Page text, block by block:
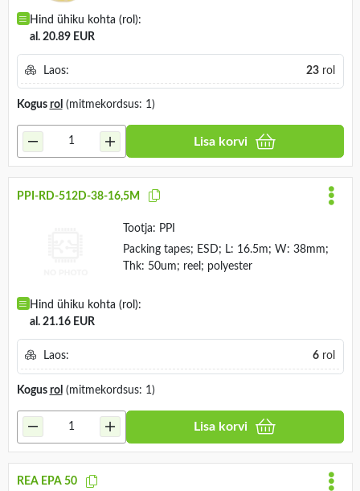
Hind ühiku kohta (rol):
al. 20.89 EUR
Laos: 23rol
Kogus rol (mitmekordsus: 1)
Lisa korvi
PPI-RD-512D-38-16,5M
Tootja: PPI
Packing tapes; ESD; L: 16.5m; W: 38mm;
Thk: 50um; reel; polyester
Hind ühiku kohta (rol):
al. 21.16 EUR
Laos: 6rol
Kogus rol (mitmekordsus: 1)
Lisa korvi
REA EPA 50